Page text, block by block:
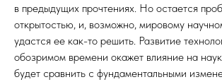
в предыдущих прочтениях. Но остается
открытостью, и, возможно, мировому
удастся ее как-то решить. Развитие
обозримом времени окажет влияние на
будет сравнить с фундаментальными